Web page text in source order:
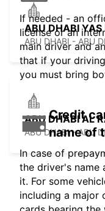
ABU DHABI YAS
ABU DHABI - ABU
ABU DHABI AL
ABU DHABI - ABU
If needed - an
license or an
main driver and
that if your
you must bring
Credit
name of
In case of
the driver's name
it. For some
including a major